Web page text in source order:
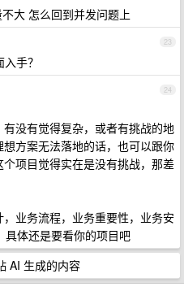
大 怎么回到并发问题上
23
手？
24
没有觉得复杂，或者有挑战的地
方案无法落地的话，也可以跟你
项目觉得实在是没有挑战，那差
业务流程，业务重要性，业务安
体还是要看你的项目吧
AI 生成的内容